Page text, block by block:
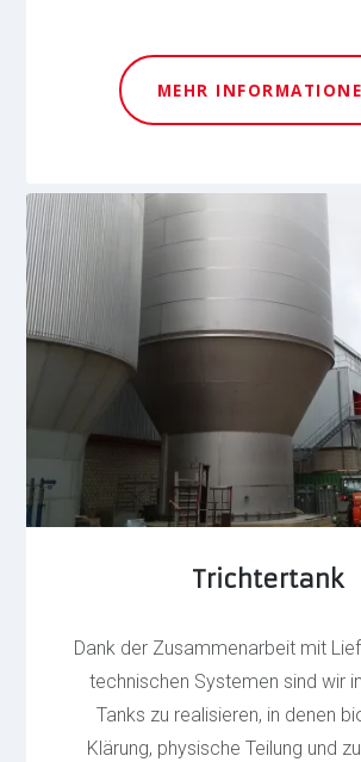
MEHR
Trichtertank
Dank der Zusammenarbeit mit
technischen Systemen sind wir
Tanks zu realisieren, in denen
Klärung, physische Teilung und